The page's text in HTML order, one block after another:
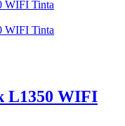
L1350 WIFI